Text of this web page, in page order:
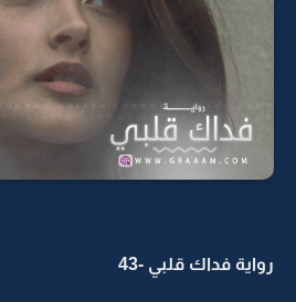
رواية فداك قلبي -43